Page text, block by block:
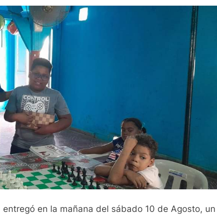
en la mañana del sábado 10 de Agosto, un